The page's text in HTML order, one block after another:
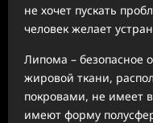
не хочет пускать
человек желает
Липома – безопасное
жировой ткани,
покровами, не имеет
имеют форму